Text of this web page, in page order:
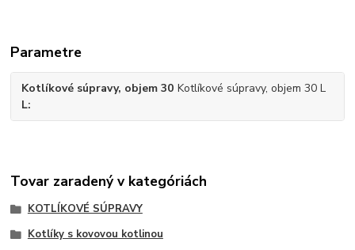
Parametre
Kotlíkové súpravy, objem 30
L
Kotlíkové súpravy, objem 30 L
Tovar zaradený v kategóriách
KOTLÍKOVÉ SÚPRAVY
Kotlíky s kovovou kotlinou